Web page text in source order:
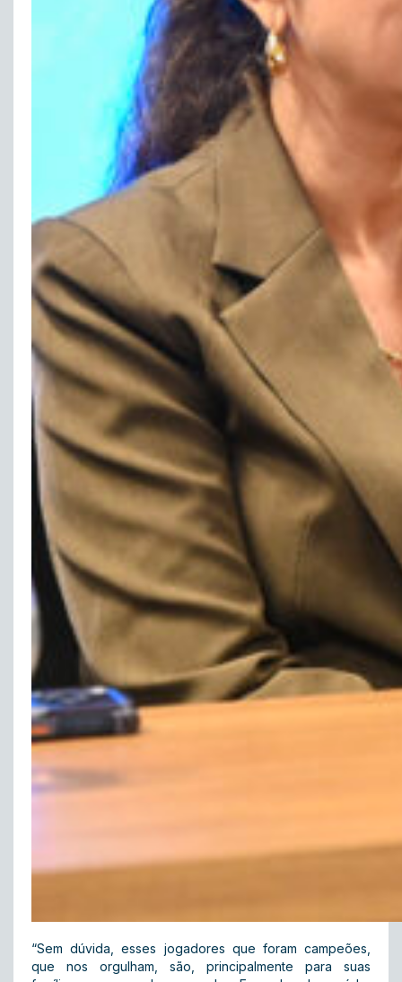
“Sem dúvida, esses jogadores que foram campeões,
que nos orgulham, são, principalmente para suas